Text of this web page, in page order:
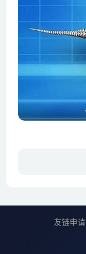
友链申请